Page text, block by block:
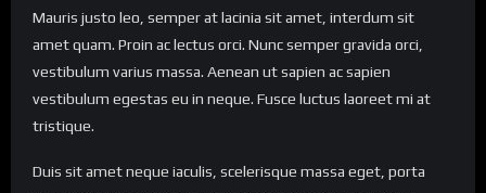
Mauris justo leo, semper at lacinia sit amet, interdum sit
amet quam. Proin ac lectus orci. Nunc semper gravida orci,
vestibulum varius massa. Aenean ut sapien ac sapien
vestibulum egestas eu in neque. Fusce luctus laoreet mi at
tristique.
Duis sit amet neque iaculis, scelerisque massa eget, porta